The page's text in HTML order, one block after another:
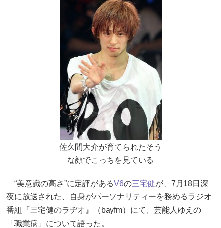
佐久間大介が育てられたそう
な顔でこっちを見ている
“美意識の高さ”に定評があるV6の三宅健が、7月18日深
夜に放送された、自身がパーソナリティーを務めるラジオ
番組『三宅健のラヂオ』（bayfm）にて、芸能人ゆえの
「職業病」について語った。